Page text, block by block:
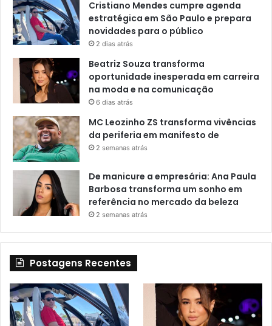
Cristiano Mendes cumpre agenda
estratégica em São Paulo e prepara
novidades para o público
2 dias atrás
Beatriz Souza transforma
oportunidade inesperada em carreira
na moda e na comunicação
6 dias atrás
MC Leozinho ZS transforma vivências
da periferia em manifesto de
2 semanas atrás
De manicure a empresária: Ana Paula
Barbosa transforma um sonho em
referência no mercado da beleza
2 semanas atrás
Postagens Recentes